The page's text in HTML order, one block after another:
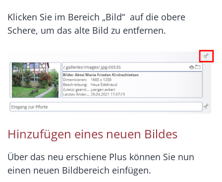
Klicken Sie im Bereich „Bild“ auf die obere
Schere, um das alte Bild zu entfernen.
Hinzufügen eines neuen Bildes
Über das neu erschiene Plus können Sie nun
einen neuen Bildbereich einfügen.